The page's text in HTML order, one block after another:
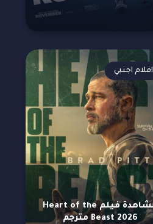
مشاهدة فيلم Heart of the
Beast 2026 مترجم
افلام اجنبي